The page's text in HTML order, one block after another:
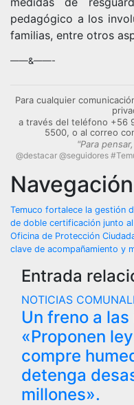
pedagógico a los
familias, entre otros
——&——-
Para cualquier
a través del teléfono +56
5500, o al correo
"Para
@destacar @seguidores
Temuco fortalece la gestión
de doble certificación junto
Oficina de Protección
clave de acompañamiento y
Entrada
NOTICIAS
Un freno a
«Proponen
compre
detenga
millones».